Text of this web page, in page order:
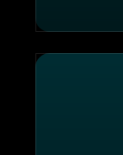
Ich -